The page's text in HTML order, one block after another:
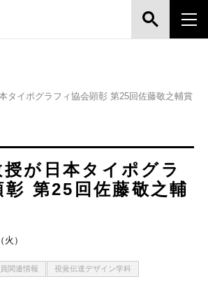
タイポグラフィ協会顕彰 第25回佐藤敬之輔賞
が日本タイポグラ
彰 第25回佐藤敬之輔
）
関連情報 視覚伝達デザイン学科